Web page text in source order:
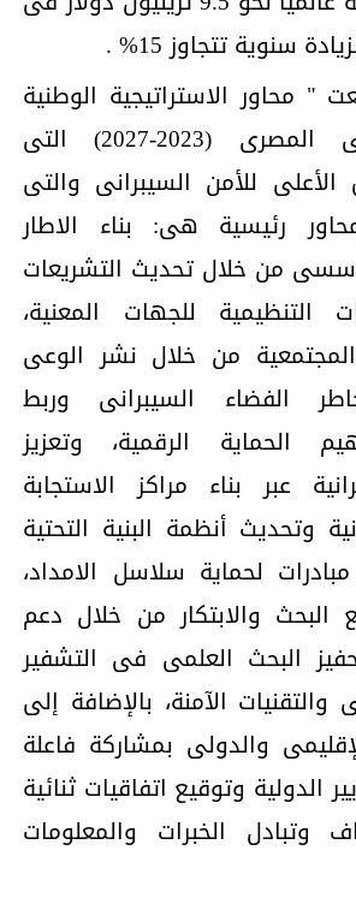
محاور الاستراتيجية الوطنية
للأمن السيبرانى المصرى (2023-2027) التى
للأمن السيبرانى والتى
على 5 محاور رئيسية هى: بناء الاطار
من خلال تحديث التشريعات
التنظيمية للجهات المعنية،
المجتمعية من خلال نشر الوعى
الفضاء السيبرانى وربط
الحماية الرقمية، وتعزيز
عبر بناء مراكز الاستجابة
وتحديث أنظمة البنية التحتية
لحماية سلاسل الامداد،
والابتكار من خلال دعم
البحث العلمى فى التشفير
والتقنيات الآمنة، بالإضافة إلى
والدولى بمشاركة فاعلة
الدولية وتوقيع اتفاقيات ثنائية
وتبادل الخبرات والمعلومات